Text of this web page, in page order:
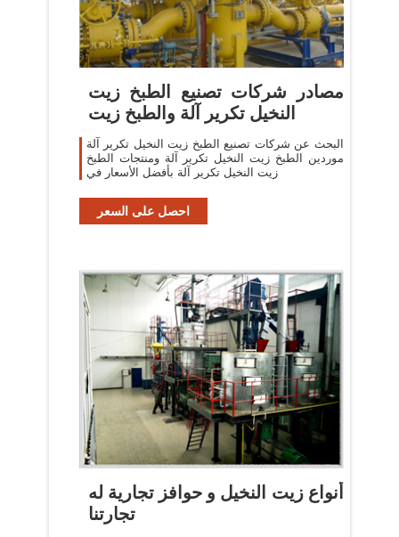
مصادر شركات تصنيع الطبخ زيت
النخيل تكرير آلة والطبخ زيت
البحث عن شركات تصنيع الطبخ زيت النخيل تكرير آلة
موردين الطبخ زيت النخيل تكرير آلة ومنتجات الطبخ
زيت النخيل تكرير آلة بأفضل الأسعار في
احصل على السعر
أنواع زيت النخيل و حوافز تجارية له
تجارتنا